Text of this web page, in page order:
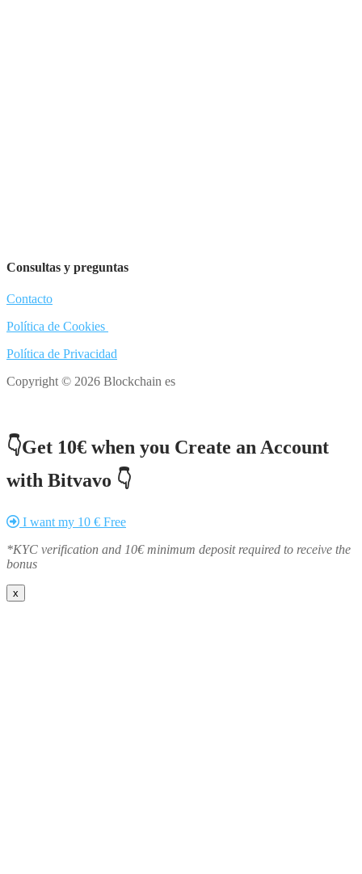
Consultas y preguntas
Contacto
Política de Cookies
Política de Privacidad
Copyright © 2026 Blockchain es
👇Get 10€ when you Create an Account
with Bitvavo 👇
I want my 10 € Free
*KYC verification and 10€ minimum deposit required to receive the
bonus
x